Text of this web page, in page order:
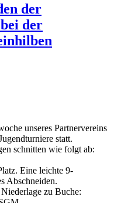
der
der
unseres Partnervereins
statt.
schnitten wie folgt ab:
Eine leichte 9-
Abschneiden.
zu Buche: